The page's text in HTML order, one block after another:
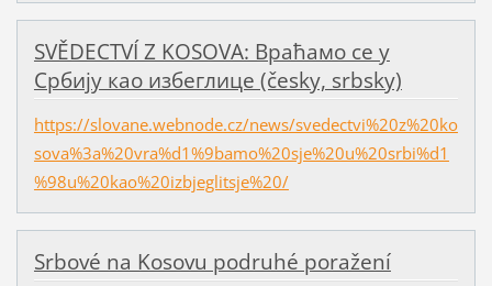
SVĚDECTVÍ Z KOSOVA: Враћамо се у
Србију као избеглице (česky, srbsky)
https://slovane.webnode.cz/news/svedectvi%20z%20ko
sova%3a%20vra%d1%9bamo%20sje%20u%20srbi%d1
%98u%20kao%20izbjeglitsje%20/
Srbové na Kosovu podruhé poražení